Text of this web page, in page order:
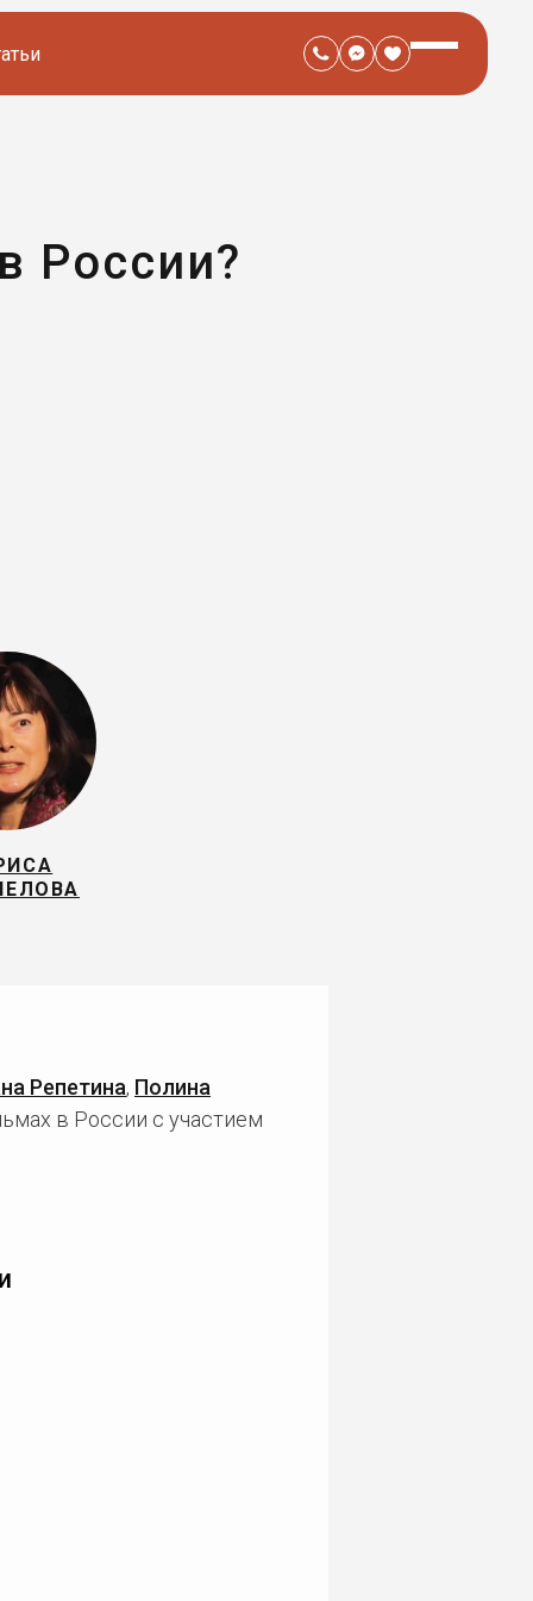
России?
Репетина, Полина
в России с участием